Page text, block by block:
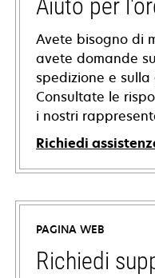
Aiuto per
Avete bisogno di
avete domande
spedizione e
Consultate le
i nostri
Richiedi
PAGINA WEB
Richiedi